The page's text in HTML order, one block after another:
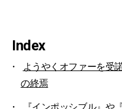
Index
ようやくオファーを受
の終焉